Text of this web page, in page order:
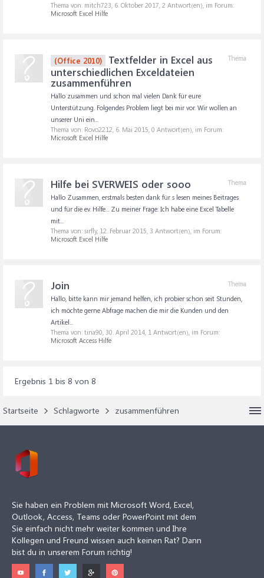
Thema von: mitch723, 6. Oktober 2017, 2 Antwort(en), im Forum:
Microsoft Excel Hilfe
Thema
(Office 2010)
Textfelder in Excel aus
unterschiedlichen Exceldateien
zusammenführen
Hallo zusammen und schon mal vielen Dank für eure
Unterstützung. Folgendes Problem liegt bei mir vor. Wir wollen an
unserer Uni ein...
Thema von: Rovo2212, 6. Mai 2015, 0 Antwort(en), im Forum:
Microsoft Excel Hilfe
Thema
Hilfe bei SVERWEIS oder sooo
Hallo Zusammen, erstmals besten dank für s lesen meines Beitrages
und für die ev. Hilfe... Zu meiner Frage: Ich habe eine Excel Tabelle
mit...
Thema von: sirfly, 12. Februar 2015, 3 Antwort(en), im Forum:
Microsoft Excel Hilfe
Thema
Join
Hallo, bitte kann mir jemand helfen, ich probier schon seit Stunden,
ich möchte gerne Abfrage machen die mir die Kunden und den
Artikel...
Thema von: tina90, 30. April 2014, 1 Antwort(en), im Forum:
Microsoft Access Hilfe
Ergebnis 1 bis 8 von 8
Startseite Schlagworte zusammenführen
Sie haben ein Problem mit Microsoft Word, Excel,
Outlook, Access, Teams oder PowerPoint mit dem
Sie einfach nicht mehr weiter kommen und Ihre
Kollegen und Freund wissen auch keinen Rat? Dann
bist du in unserem Forum richtig!